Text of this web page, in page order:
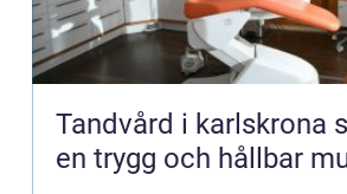
Tandvård i karlskrona så får du
en trygg och hållbar